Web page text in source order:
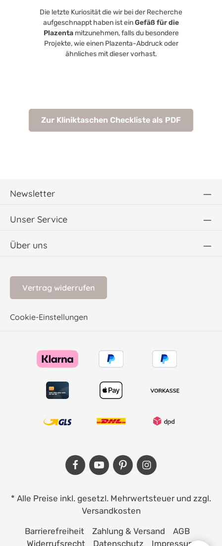
Die letzte Kuriosität die wir bei der Recherche
aufgeschnappt haben ist einGefäß für die
Plazentamitzunehmen, falls du besondere
Projekte, wie einen Plazenta-Abdruck oder
ähnliches mit dieser vorhast.
Zur Kliniktaschen Checkliste als PDF
Newsletter
Unser Service
Über uns
Vertrag widerrufen
Cookie-Einstellungen
* Alle Preise inkl. gesetzl. Mehrwertsteuer und zzgl.
Versandkosten
Barrierefreiheit Zahlung & Versand
AGB
Widerrufsrecht
Datenschutz Impressum